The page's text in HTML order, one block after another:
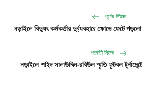
পূর্বের নিউজ
নড়াইলে বিদ্যুৎ কর্মকর্তার দুর্ব্যবহারে ক্ষোভে ফেটে
পরবর্তী নিউজ
নড়াইলে শহিদ সালাউদ্দিন-রবিউল স্মৃতি ফুটবল